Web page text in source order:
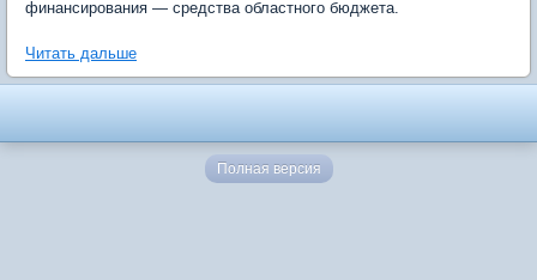
финансирования — средства областного бюджета.
Читать дальше
Полная версия